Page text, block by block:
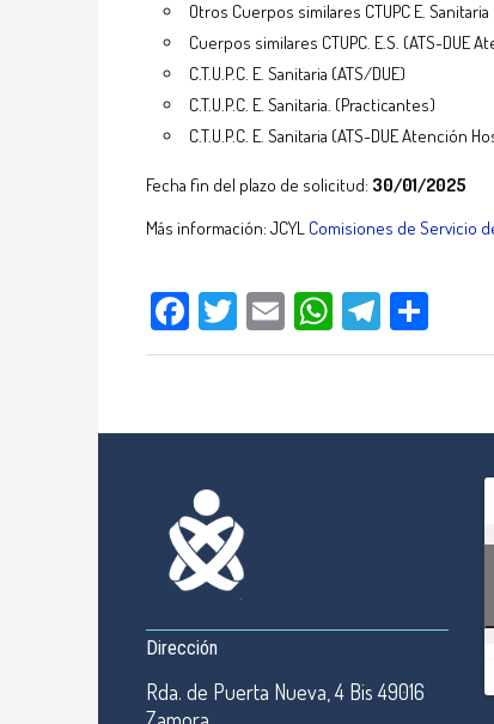
Otros Cuerpos similares CTUPC E.
Cuerpos similares CTUPC. E.S. (ATS-DUE
C.T.U.P.C. E. Sanitaria (ATS/DUE)
C.T.U.P.C. E. Sanitaria. (Practicantes)
C.T.U.P.C. E. Sanitaria (ATS-DUE Atención
Fecha fin del plazo de solicitud: 30/01/2025
Más información: JCYL Comisiones de Servicio
Facebook
TwitterEmailWhatsApp
Telegram
Dirección
Rda. de Puerta Nueva, 4 Bis 49016